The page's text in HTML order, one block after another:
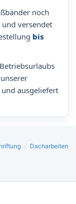
noch
versendet
bis
ausgeliefert
/ Dacharbeiten